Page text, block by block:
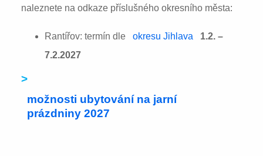
naleznete na odkaze příslušného okresního města:
Rantířov: termín dle okresu Jihlava
1.2. –
7.2.2027
>
možnosti ubytování na jarní
prázdniny 2027